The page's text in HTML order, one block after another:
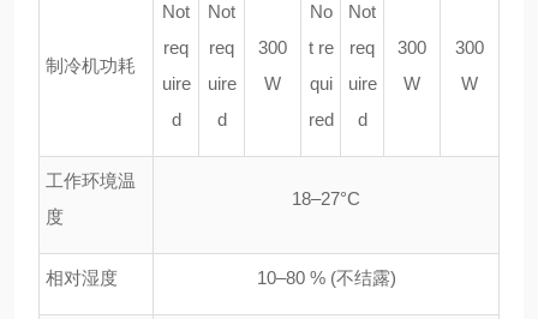
制冷机功耗
Not
req
uire
d
Not
req
uire
d
300
W
No
t re
qui
red
Not
req
uire
d
300
W
300
W
工作环境温
度
18–27°C
相对湿度 10–80 % (不结露)